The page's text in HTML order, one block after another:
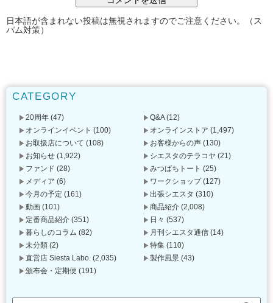
日本語が含まれない投稿は無視されますのでご注意ください。（ス
パム対策）
CATEGORY
20周年 (47) Q&A(12)
オンラインイベント (100) オンラインストア (1,497)
お取扱店について (108) お客様からの声 (130)
お知らせ (1,922) シエスタのテラコヤ (21)
ファンド (28) みつばちトート (25)
メディア (6) ワークショップ(127)
今月の予定 (161) 出張シエスタ (310)
動画 (101) 商品紹介 (2,008)
定番商品紹介 (351) 日々 (537)
暮らしのコラム (82) 月刊シエスタ通信 (14)
未分類 (2) 特集 (110)
直営店 Siesta Labo. (2,035) 製作風景 (43)
頒布会・定期便 (191)